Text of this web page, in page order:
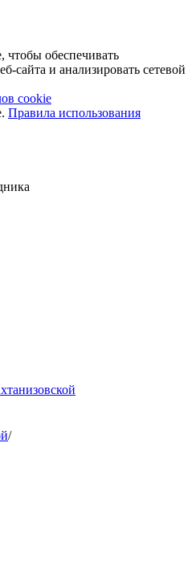
обеспечивать
сайта и анализировать сетевой
cookie
Правила использования
/